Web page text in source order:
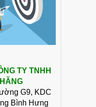
TY TNHH
G9, KDC
Bình Hưng